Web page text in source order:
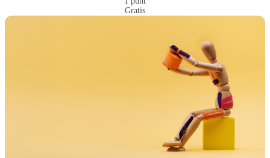
Gratis